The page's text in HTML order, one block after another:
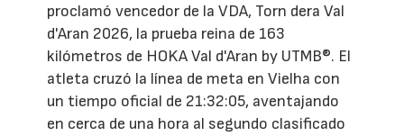
proclamó vencedor de la VDA, Torn dera Val
d'Aran 2026, la prueba reina de 163
kilómetros de HOKA Val d'Aran by UTMB®. El
atleta cruzó la línea de meta en Vielha con
un tiempo oficial de 21:32:05, aventajando
en cerca de una hora al segundo clasificado